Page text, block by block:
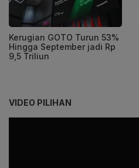
Kerugian GOTO Turun 53%
Hingga September jadi Rp
9,5 Triliun
VIDEO PILIHAN